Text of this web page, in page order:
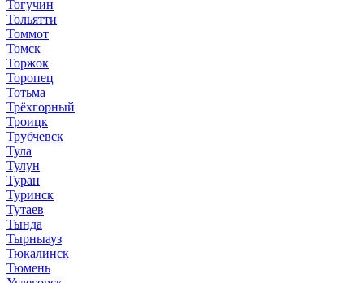
Тогучин
Тольятти
Томмот
Томск
Торжок
Торопец
Тотьма
Трёхгорный
Троицк
Трубчевск
Тула
Тулун
Туран
Туринск
Тутаев
Тында
Тырныауз
Тюкалинск
Тюмень